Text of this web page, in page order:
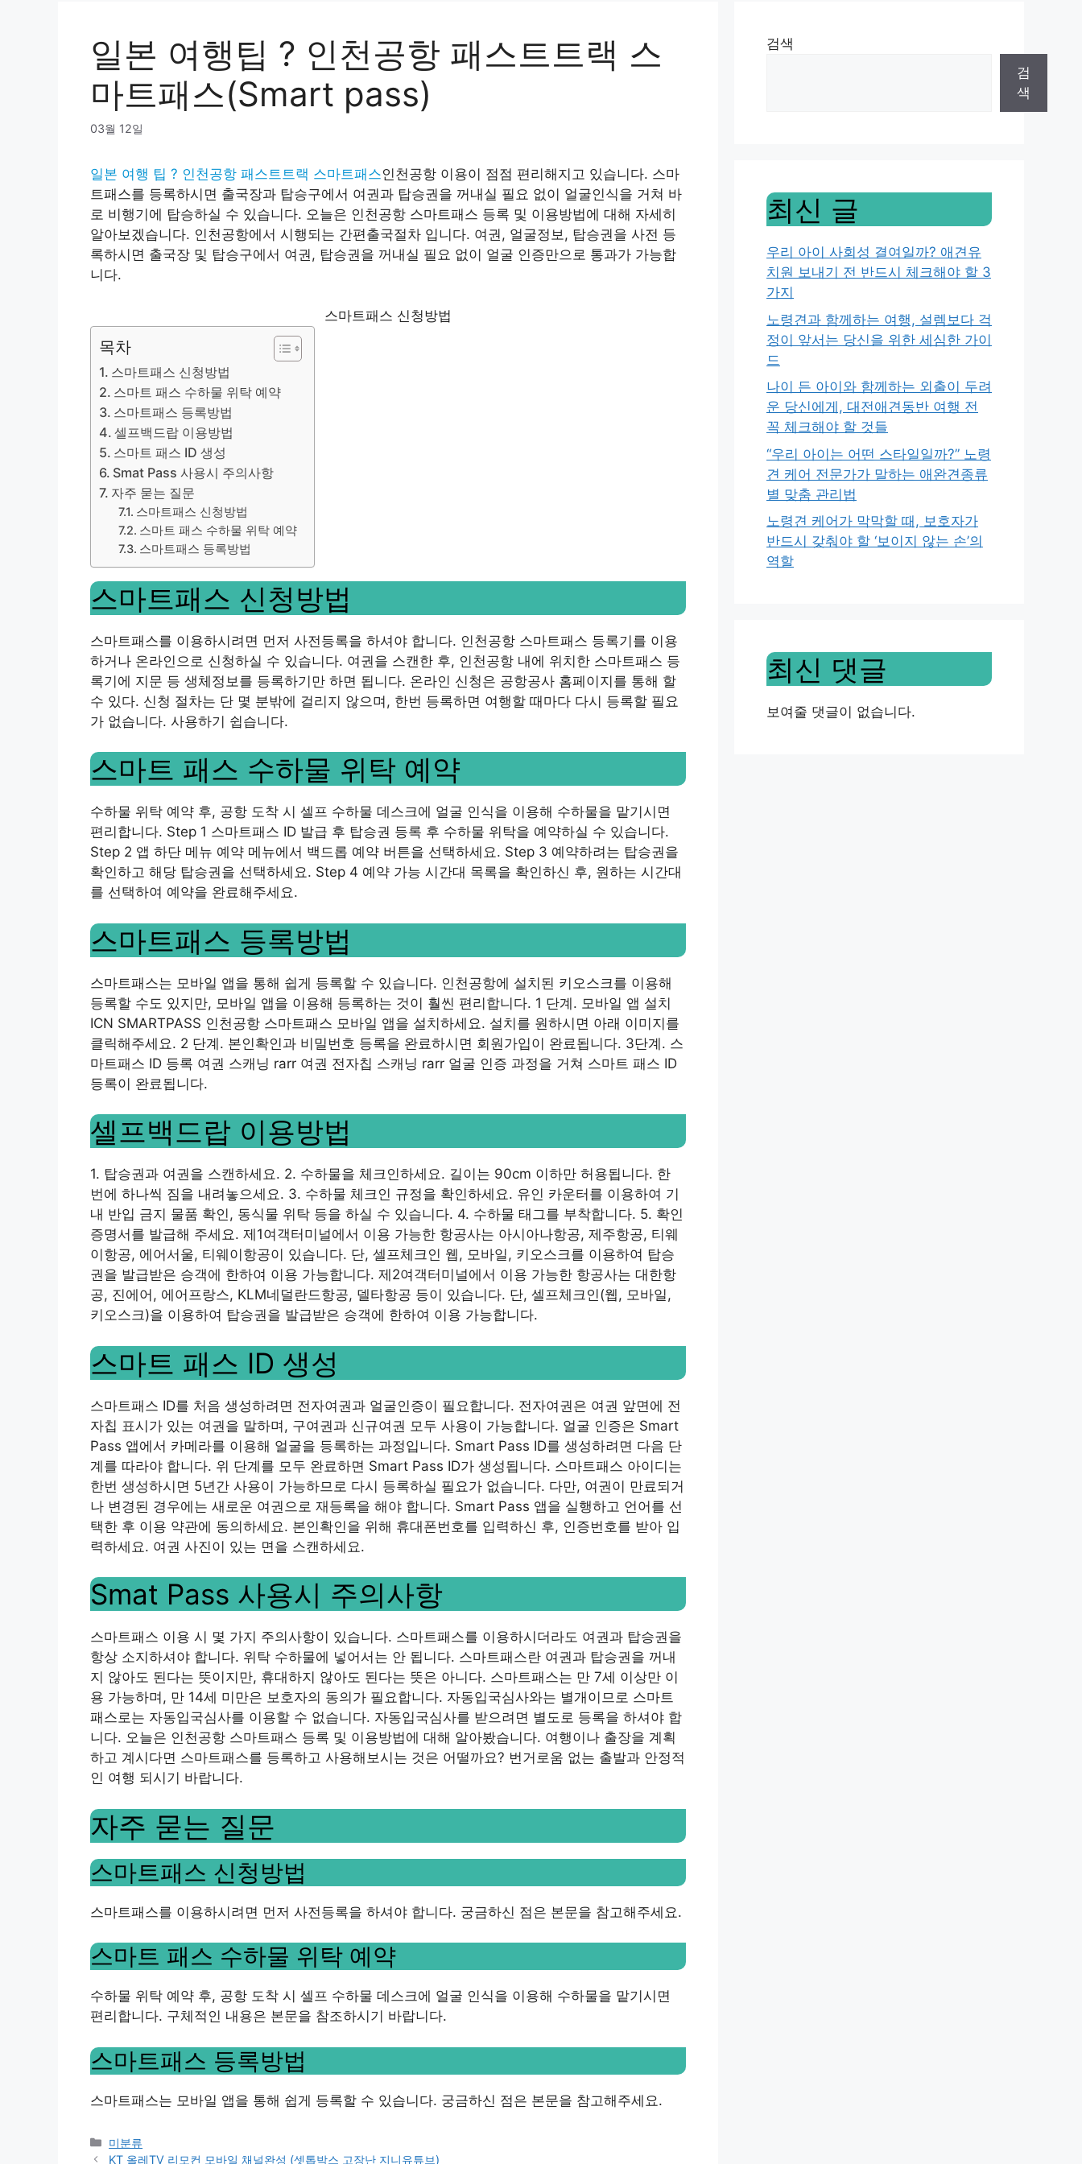
일본 여행팁 ? 인천공항 패스트트랙 스
마트패스(Smart pass)
03월 12일
일본 여행 팁 ? 인천공항 패스트트랙 스마트패스인천공항 이용이 점점 편리해지고 있습니다. 스마
트패스를 등록하시면 출국장과 탑승구에서 여권과 탑승권을 꺼내실 필요 없이 얼굴인식을 거쳐 바
로 비행기에 탑승하실 수 있습니다. 오늘은 인천공항 스마트패스 등록 및 이용방법에 대해 자세히
알아보겠습니다. 인천공항에서 시행되는 간편출국절차 입니다. 여권, 얼굴정보, 탑승권을 사전 등
록하시면 출국장 및 탑승구에서 여권, 탑승권을 꺼내실 필요 없이 얼굴 인증만으로 통과가 가능합
니다.
스마트패스 신청방법
목차
스마트패스 신청방법
스마트 패스 수하물 위탁 예약
스마트패스 등록방법
셀프백드랍 이용방법
스마트 패스 ID 생성
Smat Pass 사용시 주의사항
자주 묻는 질문
스마트패스 신청방법
스마트 패스 수하물 위탁 예약
스마트패스 등록방법
스마트패스 신청방법
스마트패스를 이용하시려면 먼저 사전등록을 하셔야 합니다. 인천공항 스마트패스 등록기를 이용
하거나 온라인으로 신청하실 수 있습니다. 여권을 스캔한 후, 인천공항 내에 위치한 스마트패스 등
록기에 지문 등 생체정보를 등록하기만 하면 됩니다. 온라인 신청은 공항공사 홈페이지를 통해 할
수 있다. 신청 절차는 단 몇 분밖에 걸리지 않으며, 한번 등록하면 여행할 때마다 다시 등록할 필요
가 없습니다. 사용하기 쉽습니다.
스마트 패스 수하물 위탁 예약
수하물 위탁 예약 후, 공항 도착 시 셀프 수하물 데스크에 얼굴 인식을 이용해 수하물을 맡기시면
편리합니다. Step 1 스마트패스 ID 발급 후 탑승권 등록 후 수하물 위탁을 예약하실 수 있습니다.
Step 2 앱 하단 메뉴 예약 메뉴에서 백드롭 예약 버튼을 선택하세요. Step 3 예약하려는 탑승권을
확인하고 해당 탑승권을 선택하세요. Step 4 예약 가능 시간대 목록을 확인하신 후, 원하는 시간대
를 선택하여 예약을 완료해주세요.
스마트패스 등록방법
스마트패스는 모바일 앱을 통해 쉽게 등록할 수 있습니다. 인천공항에 설치된 키오스크를 이용해
등록할 수도 있지만, 모바일 앱을 이용해 등록하는 것이 훨씬 편리합니다. 1 단계. 모바일 앱 설치
ICN SMARTPASS 인천공항 스마트패스 모바일 앱을 설치하세요. 설치를 원하시면 아래 이미지를
클릭해주세요. 2 단계. 본인확인과 비밀번호 등록을 완료하시면 회원가입이 완료됩니다. 3단계. 스
마트패스 ID 등록 여권 스캐닝 rarr 여권 전자칩 스캐닝 rarr 얼굴 인증 과정을 거쳐 스마트 패스 ID
등록이 완료됩니다.
셀프백드랍 이용방법
1. 탑승권과 여권을 스캔하세요. 2. 수하물을 체크인하세요. 길이는 90cm 이하만 허용됩니다. 한
번에 하나씩 짐을 내려놓으세요. 3. 수하물 체크인 규정을 확인하세요. 유인 카운터를 이용하여 기
내 반입 금지 물품 확인, 동식물 위탁 등을 하실 수 있습니다. 4. 수하물 태그를 부착합니다. 5. 확인
증명서를 발급해 주세요. 제1여객터미널에서 이용 가능한 항공사는 아시아나항공, 제주항공, 티웨
이항공, 에어서울, 티웨이항공이 있습니다. 단, 셀프체크인 웹, 모바일, 키오스크를 이용하여 탑승
권을 발급받은 승객에 한하여 이용 가능합니다. 제2여객터미널에서 이용 가능한 항공사는 대한항
공, 진에어, 에어프랑스, KLM네덜란드항공, 델타항공 등이 있습니다. 단, 셀프체크인(웹, 모바일,
키오스크)을 이용하여 탑승권을 발급받은 승객에 한하여 이용 가능합니다.
스마트 패스 ID 생성
스마트패스 ID를 처음 생성하려면 전자여권과 얼굴인증이 필요합니다. 전자여권은 여권 앞면에 전
자칩 표시가 있는 여권을 말하며, 구여권과 신규여권 모두 사용이 가능합니다. 얼굴 인증은 Smart
Pass 앱에서 카메라를 이용해 얼굴을 등록하는 과정입니다. Smart Pass ID를 생성하려면 다음 단
계를 따라야 합니다. 위 단계를 모두 완료하면 Smart Pass ID가 생성됩니다. 스마트패스 아이디는
한번 생성하시면 5년간 사용이 가능하므로 다시 등록하실 필요가 없습니다. 다만, 여권이 만료되거
나 변경된 경우에는 새로운 여권으로 재등록을 해야 합니다. Smart Pass 앱을 실행하고 언어를 선
택한 후 이용 약관에 동의하세요. 본인확인을 위해 휴대폰번호를 입력하신 후, 인증번호를 받아 입
력하세요. 여권 사진이 있는 면을 스캔하세요.
Smat Pass 사용시 주의사항
스마트패스 이용 시 몇 가지 주의사항이 있습니다. 스마트패스를 이용하시더라도 여권과 탑승권을
항상 소지하셔야 합니다. 위탁 수하물에 넣어서는 안 됩니다. 스마트패스란 여권과 탑승권을 꺼내
지 않아도 된다는 뜻이지만, 휴대하지 않아도 된다는 뜻은 아니다. 스마트패스는 만 7세 이상만 이
용 가능하며, 만 14세 미만은 보호자의 동의가 필요합니다. 자동입국심사와는 별개이므로 스마트
패스로는 자동입국심사를 이용할 수 없습니다. 자동입국심사를 받으려면 별도로 등록을 하셔야 합
니다. 오늘은 인천공항 스마트패스 등록 및 이용방법에 대해 알아봤습니다. 여행이나 출장을 계획
하고 계시다면 스마트패스를 등록하고 사용해보시는 것은 어떨까요? 번거로움 없는 출발과 안정적
인 여행 되시기 바랍니다.
자주 묻는 질문
스마트패스 신청방법
스마트패스를 이용하시려면 먼저 사전등록을 하셔야 합니다. 궁금하신 점은 본문을 참고해주세요.
스마트 패스 수하물 위탁 예약
수하물 위탁 예약 후, 공항 도착 시 셀프 수하물 데스크에 얼굴 인식을 이용해 수하물을 맡기시면
편리합니다. 구체적인 내용은 본문을 참조하시기 바랍니다.
스마트패스 등록방법
스마트패스는 모바일 앱을 통해 쉽게 등록할 수 있습니다. 궁금하신 점은 본문을 참고해주세요.
Categories
미분류
KT 올레TV 리모컨 모바일 채널완성 (셋톱박스 고장난 지니유튜브)
검색
검
색
최신 글
우리 아이 사회성 결여일까? 애견유
치원 보내기 전 반드시 체크해야 할 3
가지
노령견과 함께하는 여행, 설렘보다 걱
정이 앞서는 당신을 위한 세심한 가이
드
나이 든 아이와 함께하는 외출이 두려
운 당신에게, 대전애견동반 여행 전
꼭 체크해야 할 것들
“우리 아이는 어떤 스타일일까?” 노령
견 케어 전문가가 말하는 애완견종류
별 맞춤 관리법
노령견 케어가 막막할 때, 보호자가
반드시 갖춰야 할 ‘보이지 않는 손’의
역할
최신 댓글
보여줄 댓글이 없습니다.